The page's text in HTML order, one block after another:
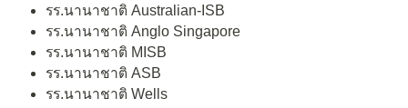
รร.นานาชาติ Australian-ISB
รร.นานาชาติ Anglo Singapore
รร.นานาชาติ MISB
รร.นานาชาติ ASB
รร.นานาชาติ Wells